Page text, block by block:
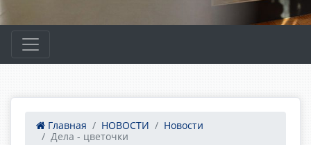
Главная НОВОСТИ
Новости
Дела - цветочки